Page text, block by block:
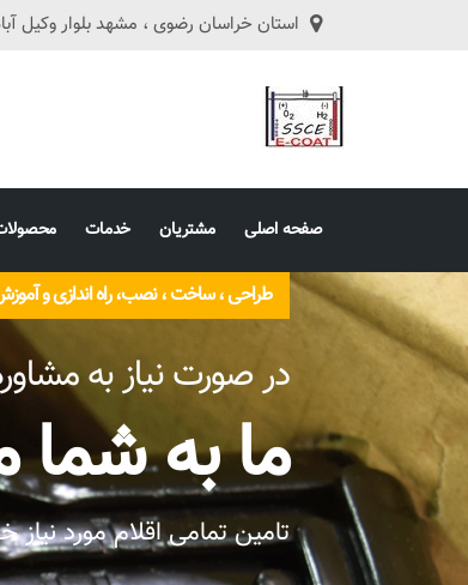
استان خراسان رضوی ، مشهد بلوار وکیل آباد ،
صفحه اصلی مشتریان خدمات
طراحی ، ساخت ، نصب، راه اندازی و
در صورت نیاز به
ما به شما
تامین تمامی اقلام مورد نیاز